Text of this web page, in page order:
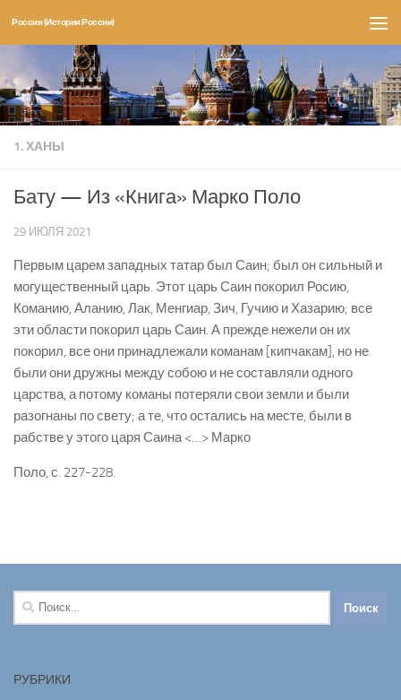
Перейти к содержимому
Россия (История России)
1. ХАНЫ
Бату — Из «Книга» Марко Поло
29 ИЮЛЯ 2021
Первым царем западных татар был Саин; был он сильный и
могуще­ственный царь. Этот царь Саин покорил Росию,
Команию, Аланию, Лак, Менгиар, Зич, Гучию и Хазарию; все
эти области покорил царь Саин. А прежде нежели он их
покорил, все они принадлежали команам [кипча­кам], но не
были они дружны между собою и не составляли одного
царства, а потому команы потеряли свои земли и были
разогнаны по свету; а те, что остались на месте, были в
рабстве у этого царя Саина <…> Марко
Поло, с. 227-228.
Найти:
РУБРИКИ